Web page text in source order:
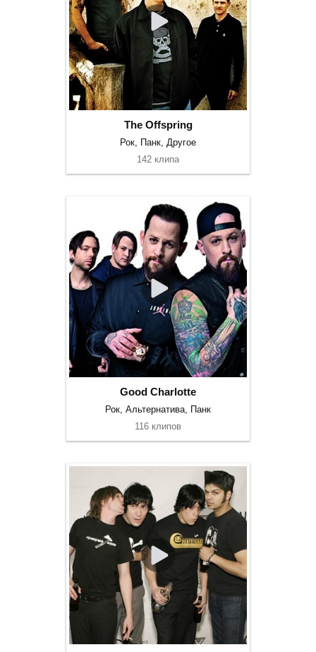
The Offspring
Рок, Панк, Другое
142 клипа
Good Charlotte
Рок, Альтернатива, Панк
116 клипов